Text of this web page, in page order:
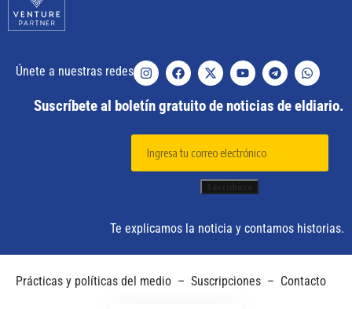
Únete a nuestras redes
Suscríbete al boletín gratuito de noticias de eldiario.
Te explicamos la noticia y contamos historias.
Prácticas y políticas del medio – Suscripciones – Contacto